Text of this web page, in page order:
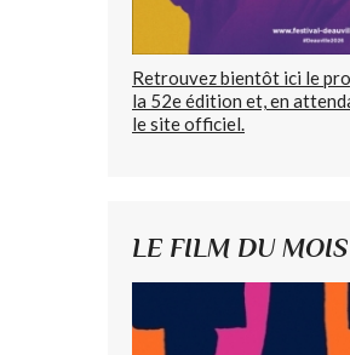
Retrouvez bientôt ici le
la 52e édition et, en
le site officiel.
LE FILM DU MOIS